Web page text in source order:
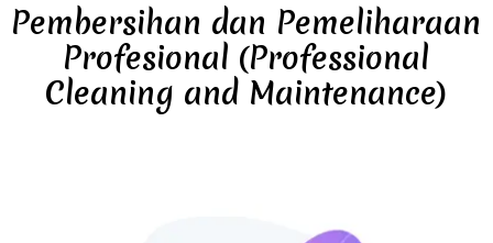
Pembersihan dan Pemeliharaan
Profesional (Professional
Cleaning and Maintenance)